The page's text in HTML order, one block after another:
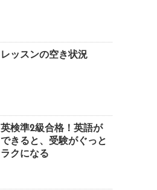
レッスンの空き状況
英検準2級合格！英語が
できると、受験がぐっと
ラクになる